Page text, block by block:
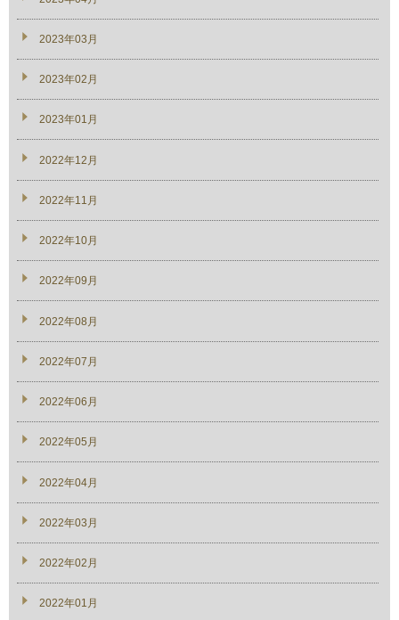
2023年03月
2023年02月
2023年01月
2022年12月
2022年11月
2022年10月
2022年09月
2022年08月
2022年07月
2022年06月
2022年05月
2022年04月
2022年03月
2022年02月
2022年01月